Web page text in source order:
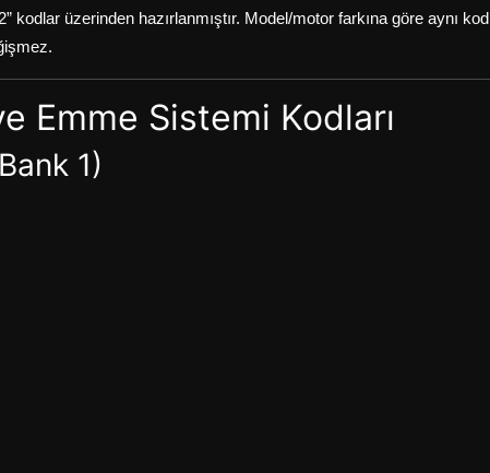
kodlar üzerinden hazırlanmıştır. Model/motor farkına göre aynı kod
Emme Sistemi Kodları
1)